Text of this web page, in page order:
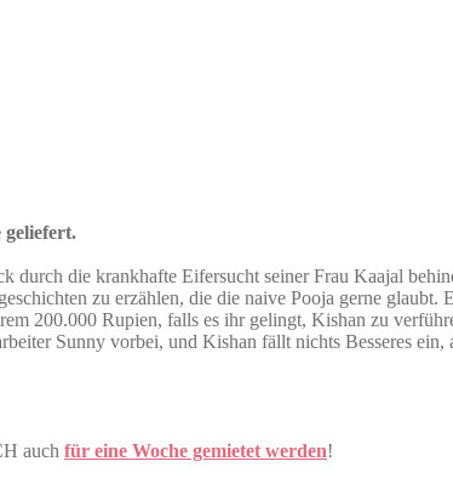
die krankhafte Eifersucht seiner Frau Kaajal
zu erzählen, die die naive Pooja gerne
200.000 Rupien, falls es ihr gelingt, Kishan zu
Sunny vorbei, und Kishan fällt nichts Besseres ein,
auch für eine Woche gemietet werden!